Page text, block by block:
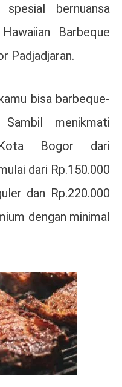
bernuansa
Barbeque
Padjadjaran.
bisa barbeque-
menikmati
Kota Bogor dari
dari Rp.150.000
dan Rp.220.000
dengan minimal